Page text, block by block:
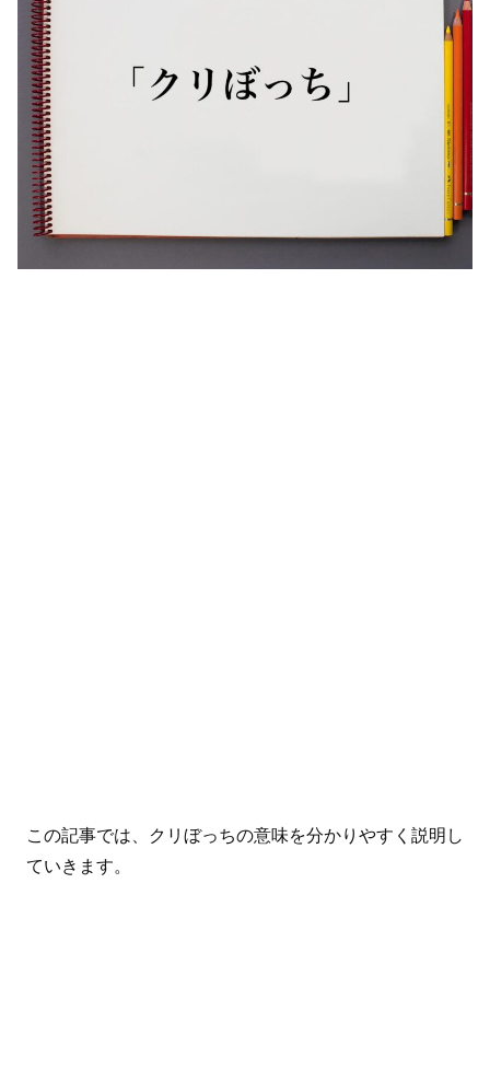
この記事では、クリぼっちの意味を分かりやすく説明し
ていきます。